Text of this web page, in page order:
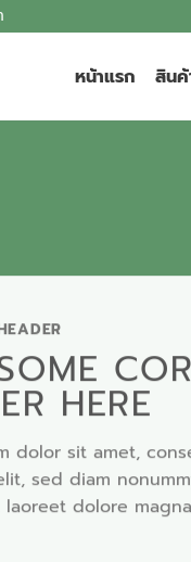
หน้าแรก สินค้
HERE
dolor sit amet,
sed diam
dolore